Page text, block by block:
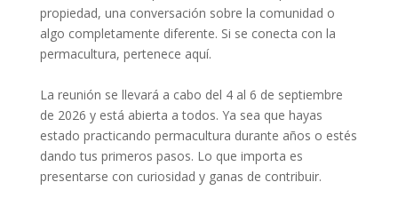
propiedad, una conversación sobre la comunidad o
algo completamente diferente. Si se conecta con la
permacultura, pertenece aquí.
La reunión se llevará a cabo del 4 al 6 de septiembre
de 2026 y está abierta a todos. Ya sea que hayas
estado practicando permacultura durante años o estés
dando tus primeros pasos. Lo que importa es
presentarse con curiosidad y ganas de contribuir.